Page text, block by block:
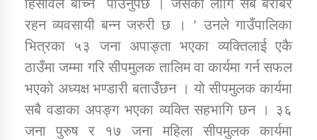
सन्देश
तातोपानी गाउँपालिका जुम्लाको बालविवाह सन्देश
तातोपानी गाउँपालिका जुम्लाको सूचना
हिसावले बाच्न पाउनुपर्छ । जसका लागि सबै बराबर
रहन व्यवसायी बन्न जरुरी छ । ’ उनले गाउँपालिका
भित्रका ५३ जना अपाङ्ता भएका व्यक्तिलाई एकै
ठाउँमा जम्मा गरि सीपमुलक तालिम वा कार्यमा गर्न सफल
भएको अध्यक्ष भण्डारी बताउँछन । यो सीपमुलक कार्यमा
सबै वडाका अपङ्ग भएका व्यक्ति सहभागि छन । ३६
जना पुरुष र १७ जना महिला सीपमुलक कार्यमा